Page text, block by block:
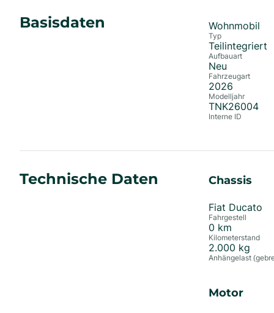
Basisdaten Wohnmobil
Typ
Teilintegriert
Aufbauart
Neu
Fahrzeugart
2026
Modelljahr
TNK26004
Interne ID
Technische Daten Chassis
Fiat Ducato
Fahrgestell
0 km
Kilometerstand
2.000 kg
Anhängelast
Motor